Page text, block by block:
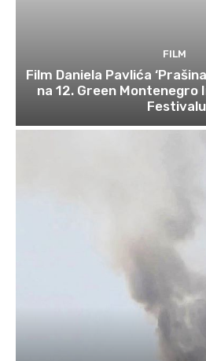
FILM
Film Daniela Pavlića
na 12. Green
Festivalu